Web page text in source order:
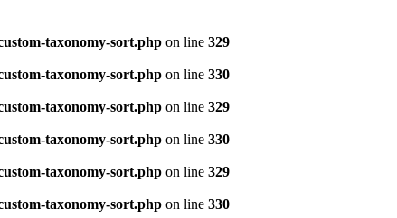
taxonomy-sort.php on line 329
taxonomy-sort.php on line 330
taxonomy-sort.php on line 329
taxonomy-sort.php on line 330
taxonomy-sort.php on line 329
taxonomy-sort.php on line 330